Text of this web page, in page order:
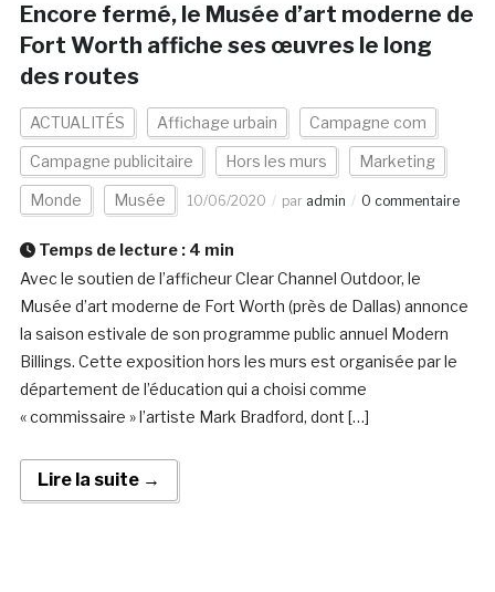
Encore fermé, le Musée d’art moderne de
Fort Worth affiche ses œuvres le long
des routes
ACTUALITÉS Affichage urbain Campagne com
Campagne publicitaire Hors les murs Marketing
Monde Musée 10/06/2020 par admin 0 commentaire
Temps de lecture : 4 min
Avec le soutien de l’afficheur Clear Channel Outdoor, le
Musée d’art moderne de Fort Worth (près de Dallas) annonce
la saison estivale de son programme public annuel Modern
Billings. Cette exposition hors les murs est organisée par le
département de l’éducation qui a choisi comme
« commissaire » l’artiste Mark Bradford, dont […]
Lire la suite →